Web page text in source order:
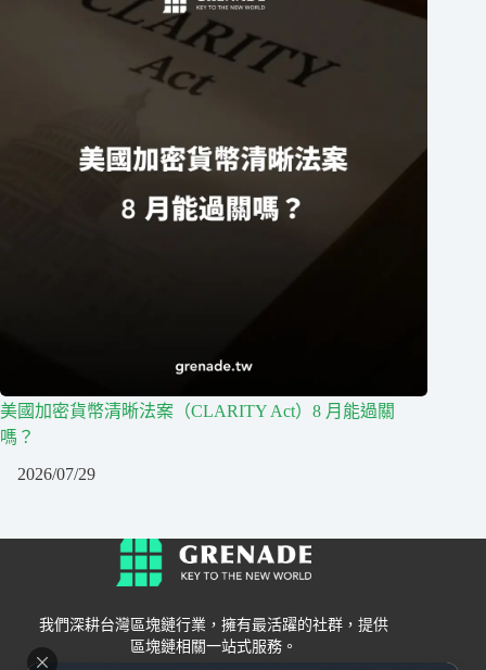
美國加密貨幣清晰法案（CLARITY Act）8 月能過關
嗎？
2026/07/29
我們深耕台灣區塊鏈行業，擁有最活躍的社群，提供
區塊鏈相關一站式服務。